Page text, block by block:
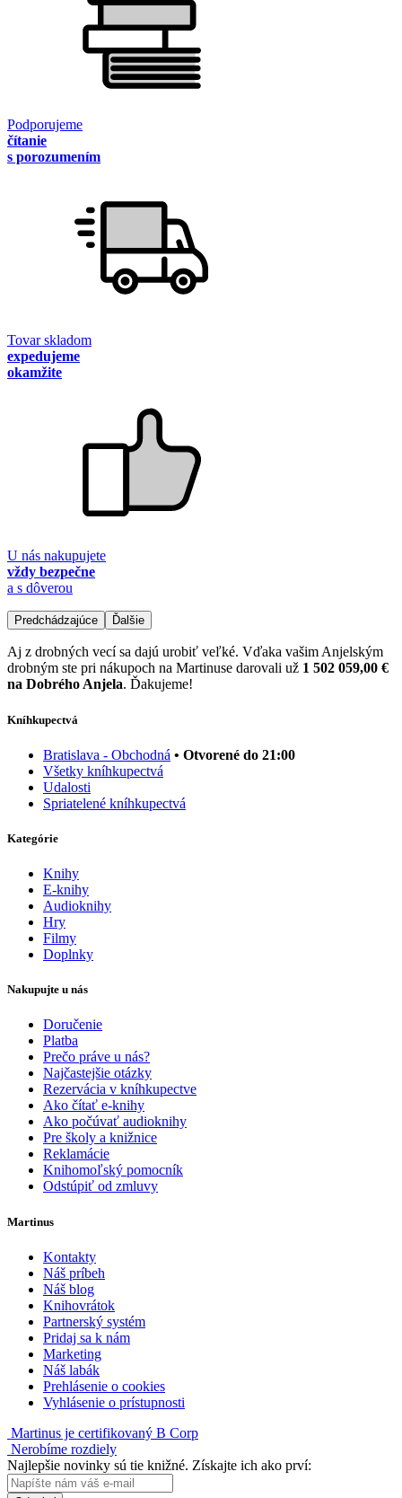
Podporujeme
čítanie
s porozumením
Tovar skladom
expedujeme
okamžite
U nás nakupujete
vždy bezpečne
a s dôverou
Predchádzajúce Ďalšie
Aj z drobných vecí sa dajú urobiť veľké. Vďaka vašim Anjelským
drobným ste pri nákupoch na Martinuse darovali už 1 502 059,00 €
na Dobrého Anjela. Ďakujeme!
Kníhkupectvá
Bratislava - Obchodná • Otvorené do 21:00
Všetky kníhkupectvá
Udalosti
Spriatelené kníhkupectvá
Kategórie
Knihy
E-knihy
Audioknihy
Hry
Filmy
Doplnky
Nakupujte u nás
Doručenie
Platba
Prečo práve u nás?
Najčastejšie otázky
Rezervácia v kníhkupectve
Ako čítať e-knihy
Ako počúvať audioknihy
Pre školy a knižnice
Reklamácie
Knihomoľský pomocník
Odstúpiť od zmluvy
Martinus
Kontakty
Náš príbeh
Náš blog
Knihovrátok
Partnerský systém
Pridaj sa k nám
Marketing
Náš labák
Prehlásenie o cookies
Vyhlásenie o prístupnosti
Martinus je certifikovaný B Corp
Nerobíme rozdiely
Najlepšie novinky sú tie knižné. Získajte ich ako prví: